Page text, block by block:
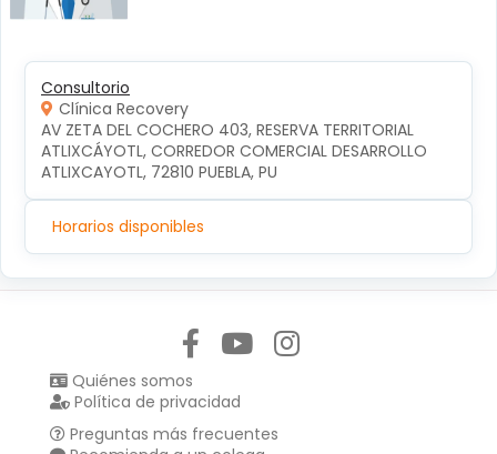
Consultorio
Clínica Recovery
AV ZETA DEL COCHERO 403, RESERVA TERRITORIAL
ATLIXCÁYOTL, CORREDOR COMERCIAL DESARROLLO
ATLIXCAYOTL, 72810 PUEBLA, PU
Horarios disponibles
Quiénes somos
Política de privacidad
Preguntas más frecuentes